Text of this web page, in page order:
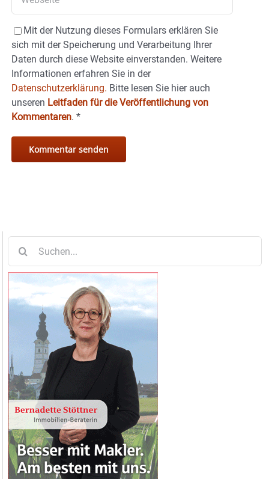
Mit der Nutzung dieses Formulars erklären Sie
sich mit der Speicherung und Verarbeitung Ihrer
Daten durch diese Website einverstanden. Weitere
Informationen erfahren Sie in der
Datenschutzerklärung. Bitte lesen Sie hier auch
unseren Leitfaden für die Veröffentlichung von
Kommentaren. *
nach: